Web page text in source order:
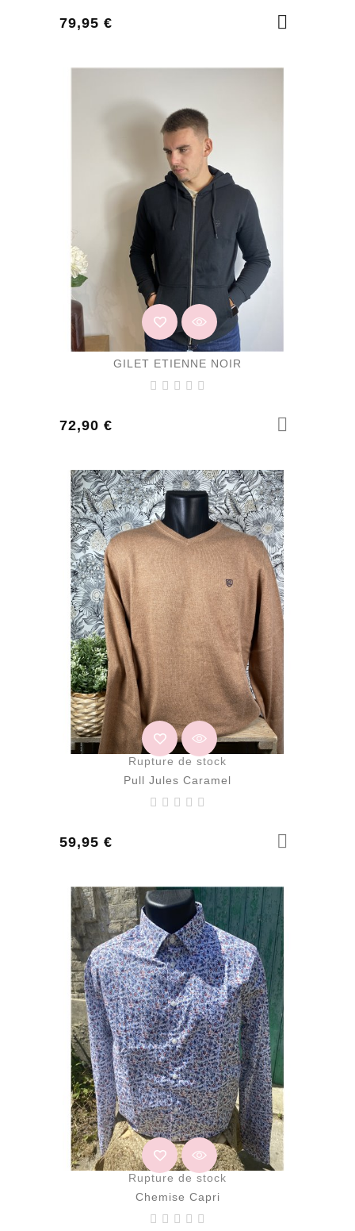
79,95 €
Prix
GILET ETIENNE NOIR
72,90 €
Prix
Rupture de stock
Pull Jules Caramel
59,95 €
Prix
Rupture de stock
Chemise Capri